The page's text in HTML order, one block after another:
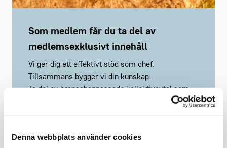
Denna webbplats använder cookies
Som medlem får du ta del av
medlemsexklusivt innehåll
Vi ger dig ett effektivt stöd som chef.
Tillsammans bygger vi din kunskap.
Ta del av branschanpassade kollektivavtal som